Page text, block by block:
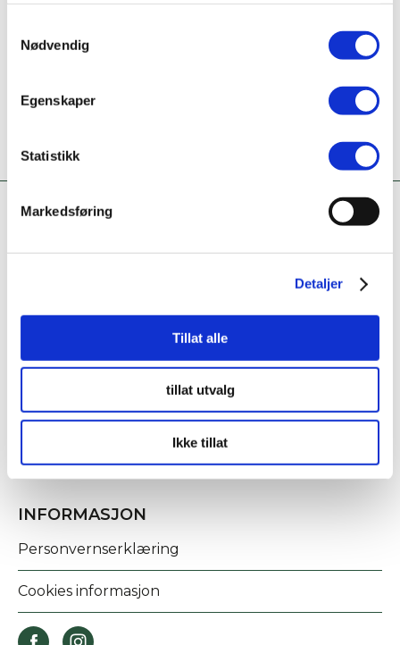
Nødvendig
Egenskaper
Statistikk
Markedsføring
Detaljer
Tillat alle
tillat utvalg
Ikke tillat
Klikk her for å be om redigeringstilgang
Fridtjof Nansens gate 21
INFORMASJON
Personvernserklæring
Cookies informasjon